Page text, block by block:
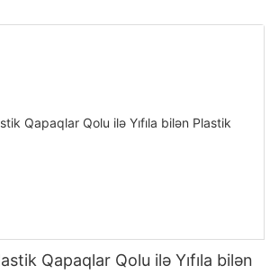
Qapaqlar Qolu ilə Yıfıla bilən